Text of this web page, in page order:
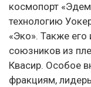
космопорт
технологию
«Эко». Также
союзников из
Квасир. Особое
фракциям,